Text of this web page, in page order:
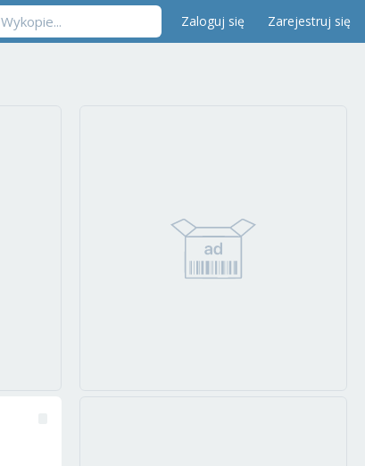
Zaloguj się Zarejestruj się